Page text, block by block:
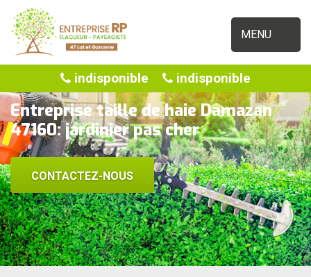
MENU
indisponible indisponible
Entreprise taille de haie Damazan
47160: jardinier pas cher
CONTACTEZ-NOUS